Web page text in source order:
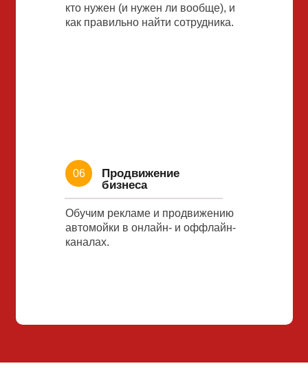
кто нужен (и нужен ли вообще), и
как правильно найти сотрудника.
Обучим рекламе и продвижению
автомойки в онлайн- и оффлайн-
каналах.
06
Продвижение
бизнеса